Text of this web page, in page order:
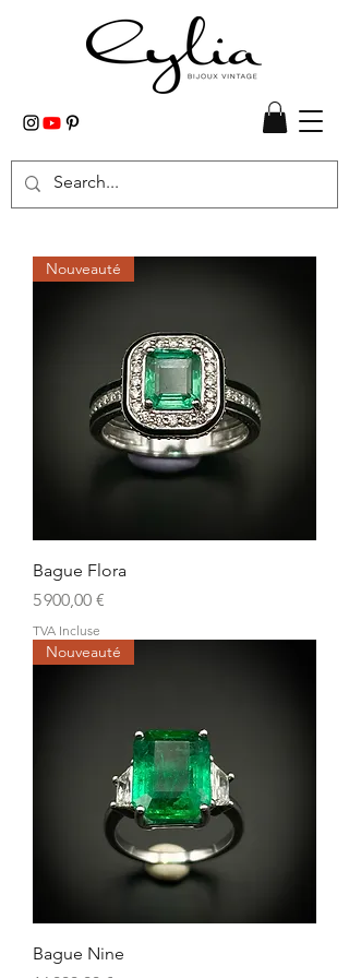
Nouveauté
Bague Flora
Prix
5 900,00 €
TVA Incluse
Nouveauté
Bague Nine